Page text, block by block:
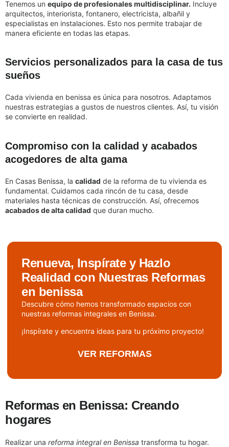
Tenemos un equipo de profesionales multidisciplinar. Incluye
arquitectos, interiorista, fontanero, electricista, albañil y
especialistas en instalaciones. Esto nos permite trabajar de
manera eficiente en todas las etapas.
Servicios personalizados para la casa de tus
sueños
Cada vivienda en benissa es única para nosotros. Adaptamos
nuestras estrategias a gustos de nuestros clientes. Así, tu visión
se convierte en realidad.
Compromiso con la calidad y acabados
acogedores de alta gama
En Casas Benissa, la calidad de la reforma de tu vivienda es
fundamental. Cuidamos cada rincón de tu casa, desde
materiales hasta técnicas de construcción. Así, ofrecemos
acabados de alta calidad que duran mucho.
Renueva, Inspírate y Hazlo
Realidad con Nuestras Reformas
en benissa
Descubre cómo hemos transformado espacios con
nuestras reformas integrales en Benissa.
¡Inspírate y encuentra ideas para tu próximo proyecto!
VER REFORMAS
Reformas en Benissa: Creando
hogares
Realizar una reforma integral en Benissa transforma tu hogar.